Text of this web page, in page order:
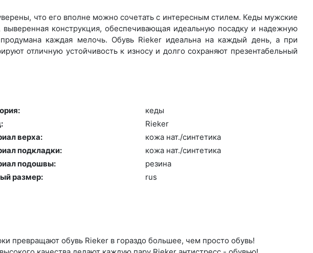
что его вполне можно сочетать с интересным стилем. Кеды мужские
конструкция, обеспечивающая идеальную посадку и надежную
каждая мелочь. Обувь Rieker идеальна на каждый день, а при
отличную устойчивость к износу и долго сохраняют презентабельный
ке­ды
Ri­eker
верха:
ко­жа нат./син­те­тика
подкладки:
ко­жа нат./син­те­тика
подошвы:
ре­зина
размер:
rus
превращают обувь Rieker в гораздо большее, чем просто обувь!